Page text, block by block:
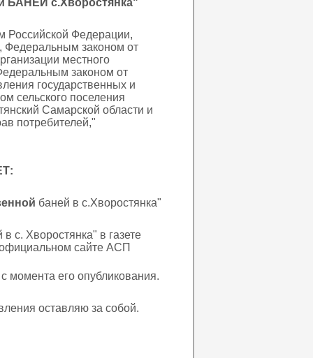
БАНЕЙ с.Хворостянка"
Федерации,
Федеральным законом от
местного
законом от
государственных и
сельского поселения
Самарской области и
потребителей,"
баней в с.Хворостянка"
с. Хворостянка" в газете
официальном сайте АСП
момента его опубликования.
оставляю за собой.